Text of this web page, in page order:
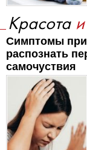
Красота и
Симптомы при
распознать
самочуствия